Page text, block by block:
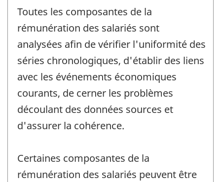
Toutes les composantes de la
rémunération des salariés sont
analysées afin de vérifier l'uniformité des
séries chronologiques, d'établir des liens
avec les événements économiques
courants, de cerner les problèmes
découlant des données sources et
d'assurer la cohérence.
Certaines composantes de la
rémunération des salariés peuvent être